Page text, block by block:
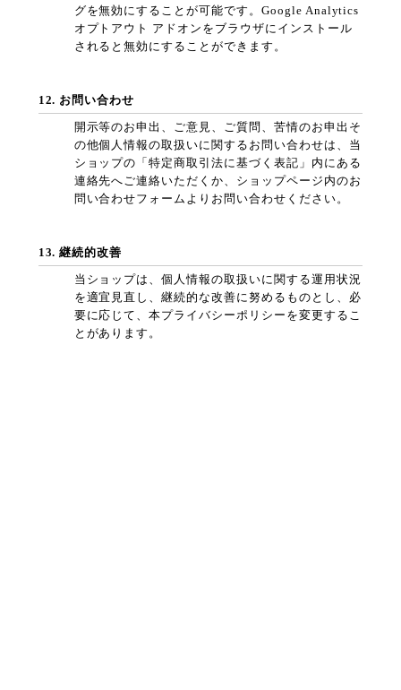
グを無効にすることが可能です。Google Analytics
オプトアウト アドオンをブラウザにインストール
されると無効にすることができます。
12. お問い合わせ
開示等のお申出、ご意見、ご質問、苦情のお申出そ
の他個人情報の取扱いに関するお問い合わせは、当
ショップの「特定商取引法に基づく表記」内にある
連絡先へご連絡いただくか、ショップページ内のお
問い合わせフォームよりお問い合わせください。
13. 継続的改善
当ショップは、個人情報の取扱いに関する運用状況
を適宜見直し、継続的な改善に努めるものとし、必
要に応じて、本プライバシーポリシーを変更するこ
とがあります。